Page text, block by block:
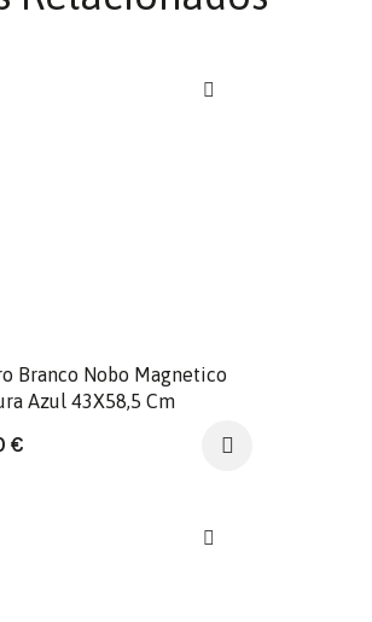
Branco Nobo Magnetico
Azul 43X58,5 Cm
€